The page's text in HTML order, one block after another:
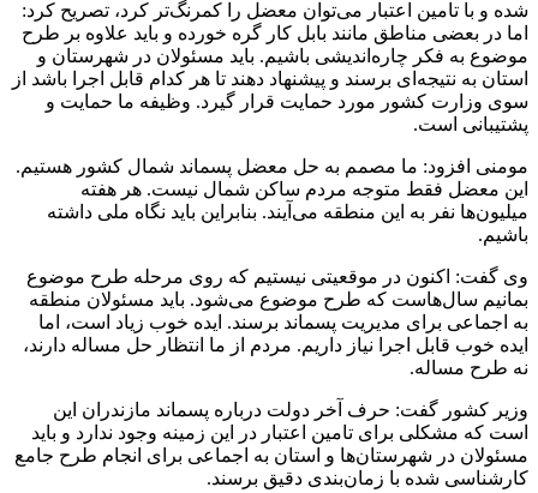
شده و با تامین اعتبار می‌توان معضل را کمرنگ‌تر کرد، تصریح کرد:
اما در بعضی مناطق مانند بابل کار گره خورده و باید علاوه بر طرح
موضوع به فکر چاره‌اندیشی باشیم. باید مسئولان در شهرستان و
استان به نتیجه‌ای برسند و پیشنهاد دهند تا هر کدام قابل اجرا باشد از
سوی وزارت کشور مورد حمایت قرار گیرد. وظیفه ما حمایت و
پشتیبانی است.
مومنی افزود: ما مصمم به حل معضل پسماند شمال کشور هستیم.
این معضل فقط متوجه مردم ساکن شمال نیست. هر هفته
میلیون‌ها نفر به این منطقه می‌آیند. بنابراین باید نگاه ملی داشته
باشیم.
وی گفت: اکنون در موقعیتی نیستیم که روی مرحله طرح موضوع
بمانیم‌ سال‌هاست که طرح موضوع می‌شود. باید مسئولان منطقه
به اجماعی برای مدیریت پسماند برسند. ایده خوب زیاد است، اما
ایده خوب قابل اجرا نیاز داریم. مردم از ما انتظار حل مساله دارند،
نه طرح مساله.
وزیر کشور گفت: حرف آخر دولت درباره پسماند مازندران این
است که مشکلی برای تامین اعتبار در این زمینه وجود ندارد و باید
مسئولان در شهرستان‌ها و استان به اجماعی برای انجام طرح جامع
کارشناسی شده با زمان‌بندی دقیق برسند.